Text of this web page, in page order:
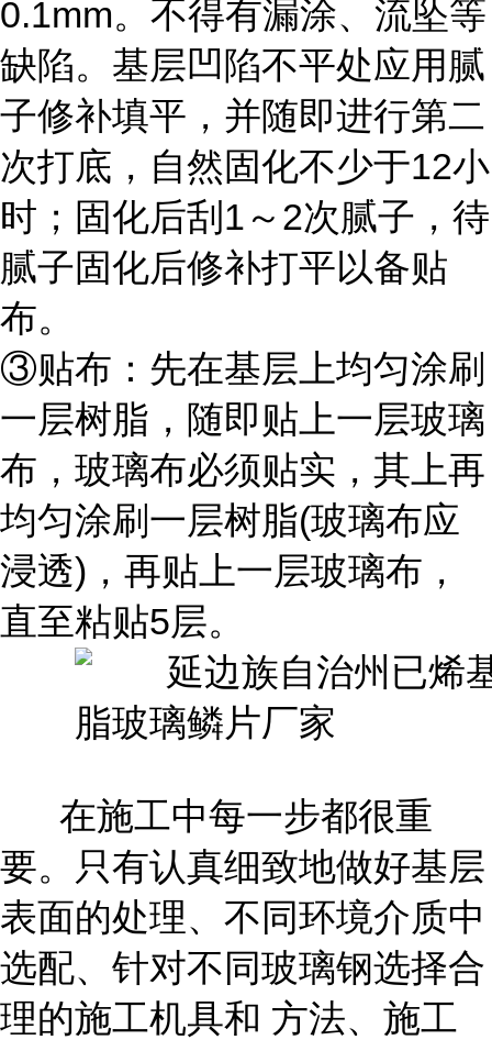
0.1mm。不得有漏涂、流坠等
缺陷。基层凹陷不平处应用腻
子修补填平，并随即进行第二
次打底，自然固化不少于12小
时；固化后刮1～2次腻子，待
腻子固化后修补打平以备贴
布。
③贴布：先在基层上均匀涂刷
一层树脂，随即贴上一层玻璃
布，玻璃布必须贴实，其上再
均匀涂刷一层树脂(玻璃布应
浸透)，再贴上一层玻璃布，
直至粘贴5层。
在施工中每一步都很重
要。只有认真细致地做好基层
表面的处理、不同环境介质中
选配、针对不同玻璃钢选择合
理的施工机具和 方法、施工